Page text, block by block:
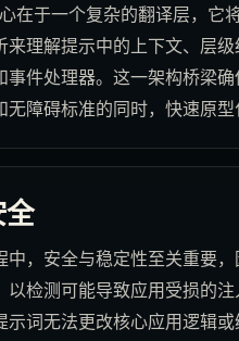
在于一个复杂的翻译层，它
理解提示中的上下文、层
事件处理器。这一架构桥梁
障碍标准的同时，快速原型
全
中，安全与稳定性至关重要
检测可能导致应用受损的
词无法更改核心应用逻辑